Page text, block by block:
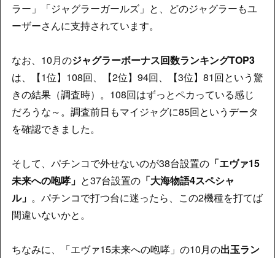
ラー」「ジャグラーガールズ」と、どのジャグラーもユ
ーザーさんに支持されています。
なお、10月のジャグラーボーナス回数ランキングTOP3
は、【1位】108回、【2位】94回、【3位】81回という驚
きの結果（調査時）。108回はずっとペカっている感じ
だろうな～。調査前日もマイジャグに85回というデータ
を確認できました。
そして、パチンコで外せないのが38台設置の「エヴァ15
未来への咆哮」 と37台設置の「大海物語4スペシャ
ル」 。パチンコで打つ台に迷ったら、この2機種を打てば
間違いないかと。
ちなみに、「エヴァ15未来への咆哮」の10月の出玉ラン